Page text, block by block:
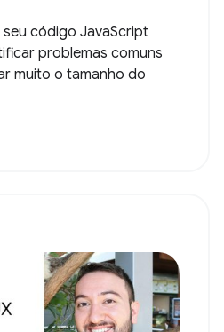
seu código JavaScript
problemas comuns
muito o tamanho do